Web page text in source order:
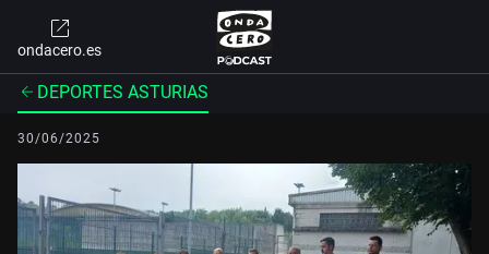
ondacero.es
DEPORTES ASTURIAS
30/06/2025